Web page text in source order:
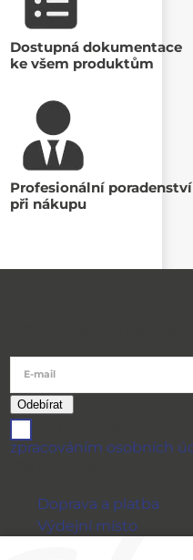
Dostupná dokumentace
ke všem produktům
Profesionální poradenství
při nákupu
E-mail
zpracováním osobních
Doprava a platba
Výdejní místo